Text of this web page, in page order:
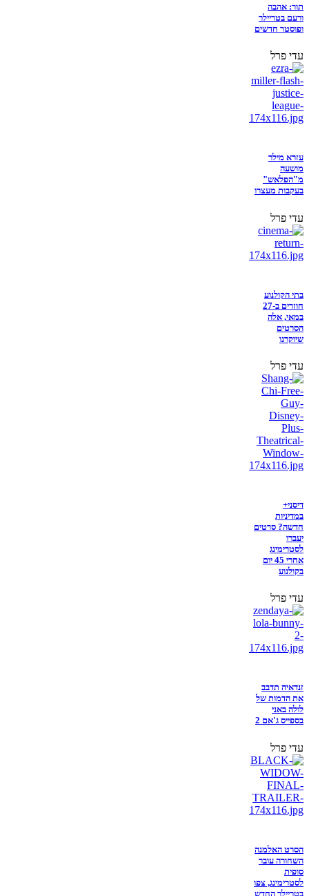
תור: אהבה
ורעם בטריילר
ופוסטר חדשים
עדי פרל
עזרא מילר
מושעה
מ"הפלאש"
בעקבות מעצרו
עדי פרל
בתי הקולנוע
חוזרים ב-27
במאי, אלה
הסרטים
שיוקרנו
עדי פרל
דיסני+
במדיניות
חדשה? סרטים
יעברו
לסטרימינג
אחרי 45 יום
בקולנוע
עדי פרל
זנדאיה תדבב
את הדמות של
לולה באני
בספייס ג'אם 2
עדי פרל
הסרט האלמנה
השחורה עובר
סופית
לסטרימינג, צפו
בטריילר החדש